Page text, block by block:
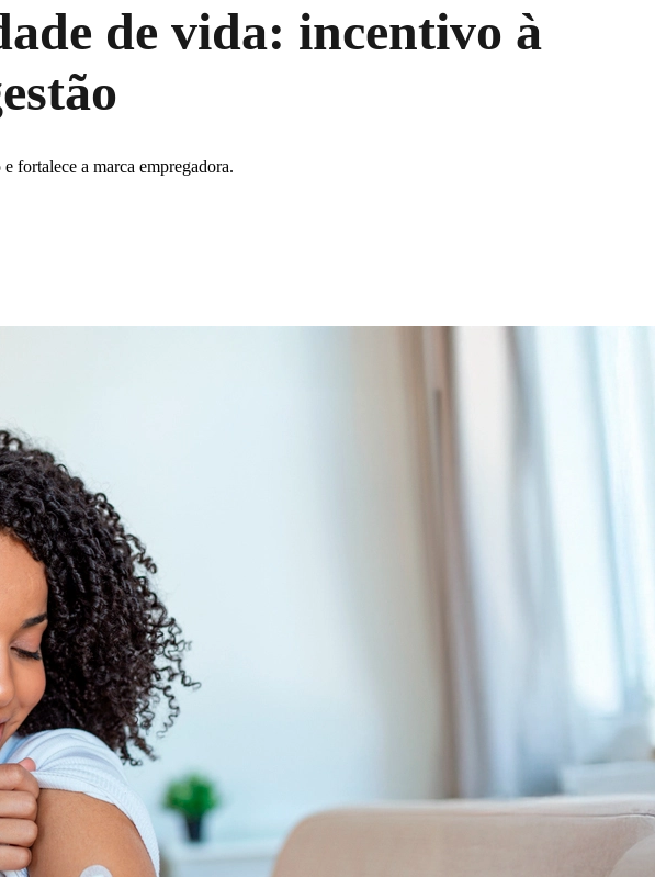
de vida: incentivo à
fortalece a marca empregadora.